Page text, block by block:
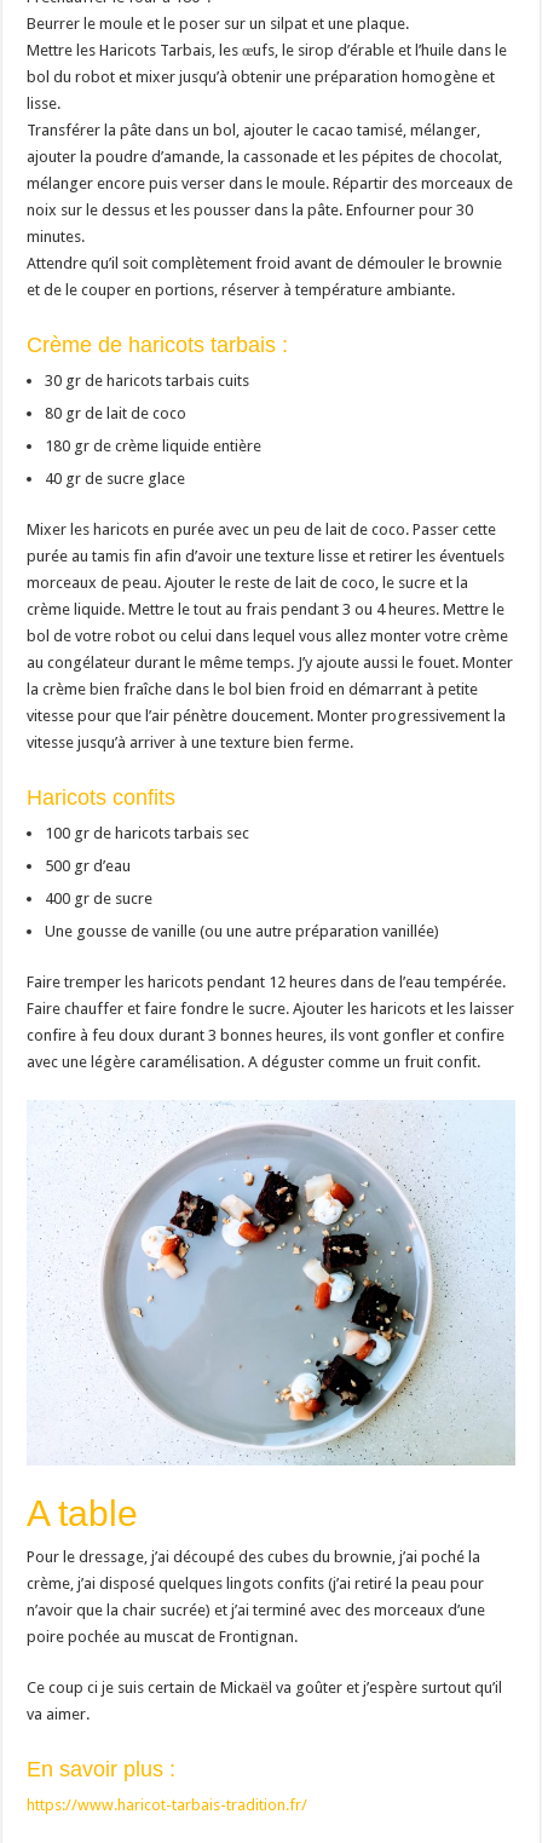
Beurrer le moule et le poser sur un silpat et une plaque.
Mettre les Haricots Tarbais, les œufs, le sirop d’érable et l’huile dans le
bol du robot et mixer jusqu’à obtenir une préparation homogène et
lisse.
Transférer la pâte dans un bol, ajouter le cacao tamisé, mélanger,
ajouter la poudre d’amande, la cassonade et les pépites de chocolat,
mélanger encore puis verser dans le moule. Répartir des morceaux de
noix sur le dessus et les pousser dans la pâte. Enfourner pour 30
minutes.
Attendre qu’il soit complètement froid avant de démouler le brownie
et de le couper en portions, réserver à température ambiante.
Crème de haricots tarbais :
30 gr de haricots tarbais cuits
80 gr de lait de coco
180 gr de crème liquide entière
40 gr de sucre glace
Mixer les haricots en purée avec un peu de lait de coco. Passer cette
purée au tamis fin afin d’avoir une texture lisse et retirer les éventuels
morceaux de peau. Ajouter le reste de lait de coco, le sucre et la
crème liquide. Mettre le tout au frais pendant 3 ou 4 heures. Mettre le
bol de votre robot ou celui dans lequel vous allez monter votre crème
au congélateur durant le même temps. J’y ajoute aussi le fouet. Monter
la crème bien fraîche dans le bol bien froid en démarrant à petite
vitesse pour que l’air pénètre doucement. Monter progressivement la
vitesse jusqu’à arriver à une texture bien ferme.
Haricots confits
100 gr de haricots tarbais sec
500 gr d’eau
400 gr de sucre
Une gousse de vanille (ou une autre préparation vanillée)
Faire tremper les haricots pendant 12 heures dans de l’eau tempérée.
Faire chauffer et faire fondre le sucre. Ajouter les haricots et les laisser
confire à feu doux durant 3 bonnes heures, ils vont gonfler et confire
avec une légère caramélisation. A déguster comme un fruit confit.
A table
Pour le dressage, j’ai découpé des cubes du brownie, j’ai poché la
crème, j’ai disposé quelques lingots confits (j’ai retiré la peau pour
n’avoir que la chair sucrée) et j’ai terminé avec des morceaux d’une
poire pochée au muscat de Frontignan.
Ce coup ci je suis certain de Mickaël va goûter et j’espère surtout qu’il
va aimer.
En savoir plus :
https://www.haricot-tarbais-tradition.fr/